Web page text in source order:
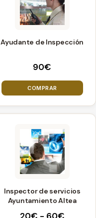
90€
Ayudante de Inspección
COMPRAR
Rango
Inspector de servicios
Ayuntamiento Altea
producto
tiene
múltiples
Las